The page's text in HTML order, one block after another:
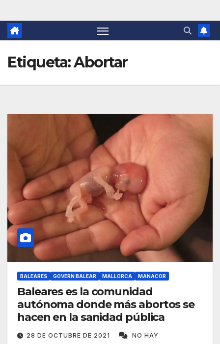
Etiqueta:Abortar
BALEARES GOVERN BALEAR MALLORCA MANACOR
Baleares es la comunidad
autónoma donde más abortos se
hacen en la sanidad pública
28 DE OCTUBRE DE 2021
NO HAY